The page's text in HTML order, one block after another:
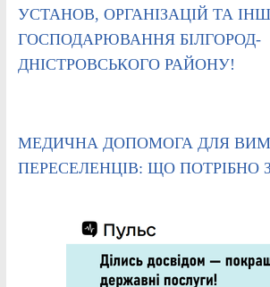
УСТАНОВ, ОРГАНІЗАЦІЙ ТА
ГОСПОДАРЮВАННЯ БІЛГОРОД-
ДНІСТРОВСЬКОГО РАЙОНУ!
МЕДИЧНА ДОПОМОГА ДЛЯ
ПЕРЕСЕЛЕНЦІВ: ЩО ПОТРІБНО